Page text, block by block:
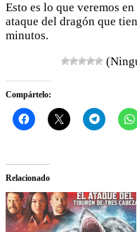
Esto es lo que veremos
ataque del dragón que
minutos.
Compártelo:
Relacionado